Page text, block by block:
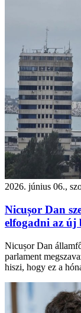
2026. június 06.,
Nicușor Dan
elfogadni az új
Nicușor Dan
parlament
hiszi, hogy ez a